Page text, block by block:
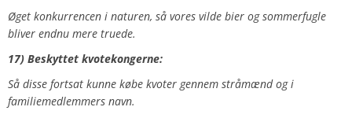
Øget konkurrencen i naturen, så vores vilde bier og sommerfugle
bliver endnu mere truede.
17) Beskyttet kvotekongerne:
Så disse fortsat kunne købe kvoter gennem stråmænd og i
familiemedlemmers navn.